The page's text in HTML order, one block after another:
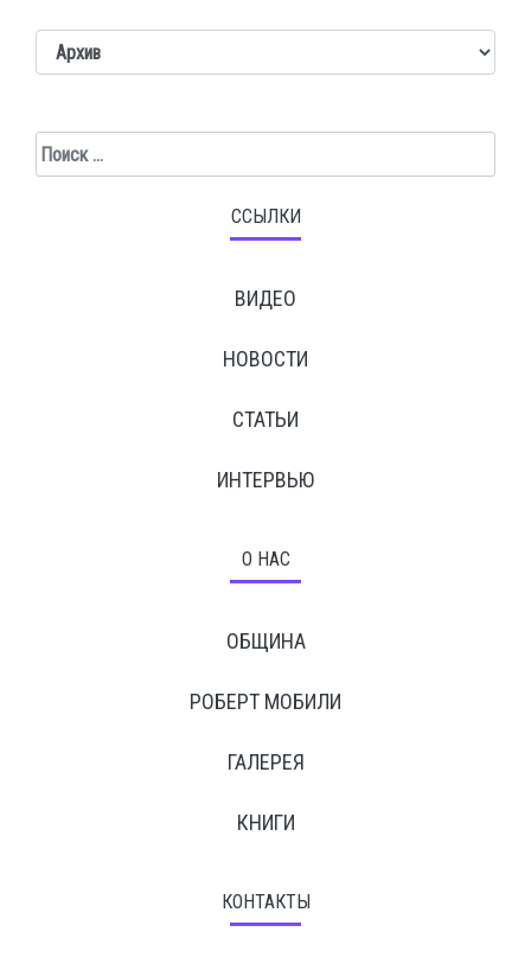
ССЫЛКИ
ВИДЕО
НОВОСТИ
СТАТЬИ
ИНТЕРВЬЮ
О НАС
ОБЩИНА
РОБЕРТ МОБИЛИ
ГАЛЕРЕЯ
КНИГИ
КОНТАКТЫ